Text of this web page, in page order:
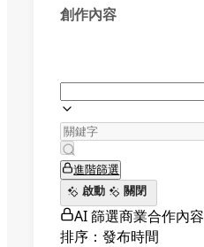
創作內容
進階篩選
啟動
關閉
AI 篩選商業合作內容
排序：發布時間